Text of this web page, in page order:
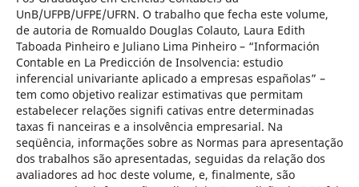
UnB/UFPB/UFPE/UFRN. O trabalho que fecha este volume,
de autoria de Romualdo Douglas Colauto, Laura Edith
Taboada Pinheiro e Juliano Lima Pinheiro – “Información
Contable en La Predicción de Insolvencia: estudio
inferencial univariante aplicado a empresas españolas” –
tem como objetivo realizar estimativas que permitam
estabelecer relações signifi cativas entre determinadas
taxas fi nanceiras e a insolvência empresarial. Na
seqüência, informações sobre as Normas para apresentação
dos trabalhos são apresentadas, seguidas da relação dos
avaliadores ad hoc deste volume, e, finalmente, são